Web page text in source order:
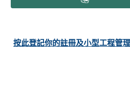
按此登記你的註冊及小型工程管